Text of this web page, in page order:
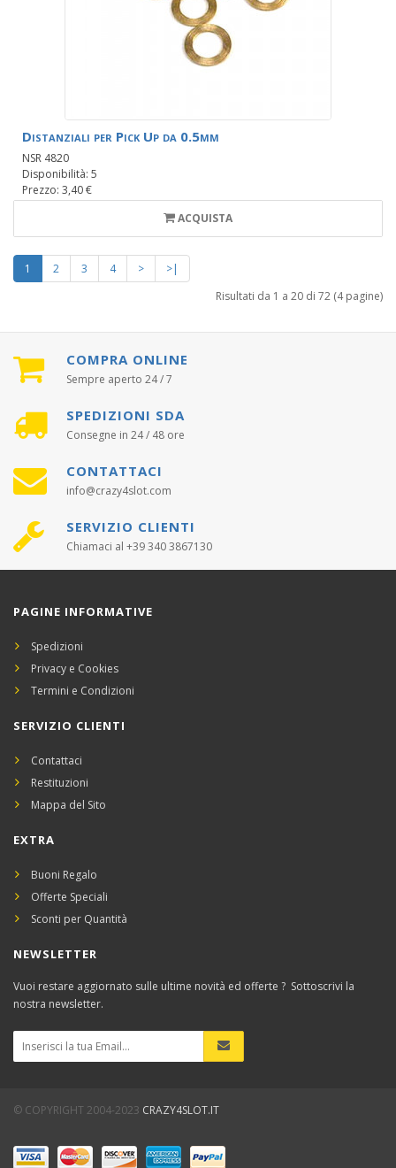
Distanziali per Pick Up da 0.5mm
NSR 4820
Disponibilità: 5
Prezzo: 3,40 €
ACQUISTA
1 2 3 4 >
>|
Risultati da 1 a 20 di 72 (4 pagine)
COMPRA ONLINE
Sempre aperto 24 / 7
SPEDIZIONI SDA
Consegne in 24 / 48 ore
CONTATTACI
info@crazy4slot.com
SERVIZIO CLIENTI
Chiamaci al +39 340 3867130
PAGINE INFORMATIVE
Spedizioni
Privacy e Cookies
Termini e Condizioni
SERVIZIO CLIENTI
Contattaci
Restituzioni
Mappa del Sito
EXTRA
Buoni Regalo
Offerte Speciali
Sconti per Quantità
NEWSLETTER
Vuoi restare aggiornato sulle ultime novità ed offerte ? Sottoscrivi la
nostra newsletter.
© COPYRIGHT 2004-2023 CRAZY4SLOT.IT